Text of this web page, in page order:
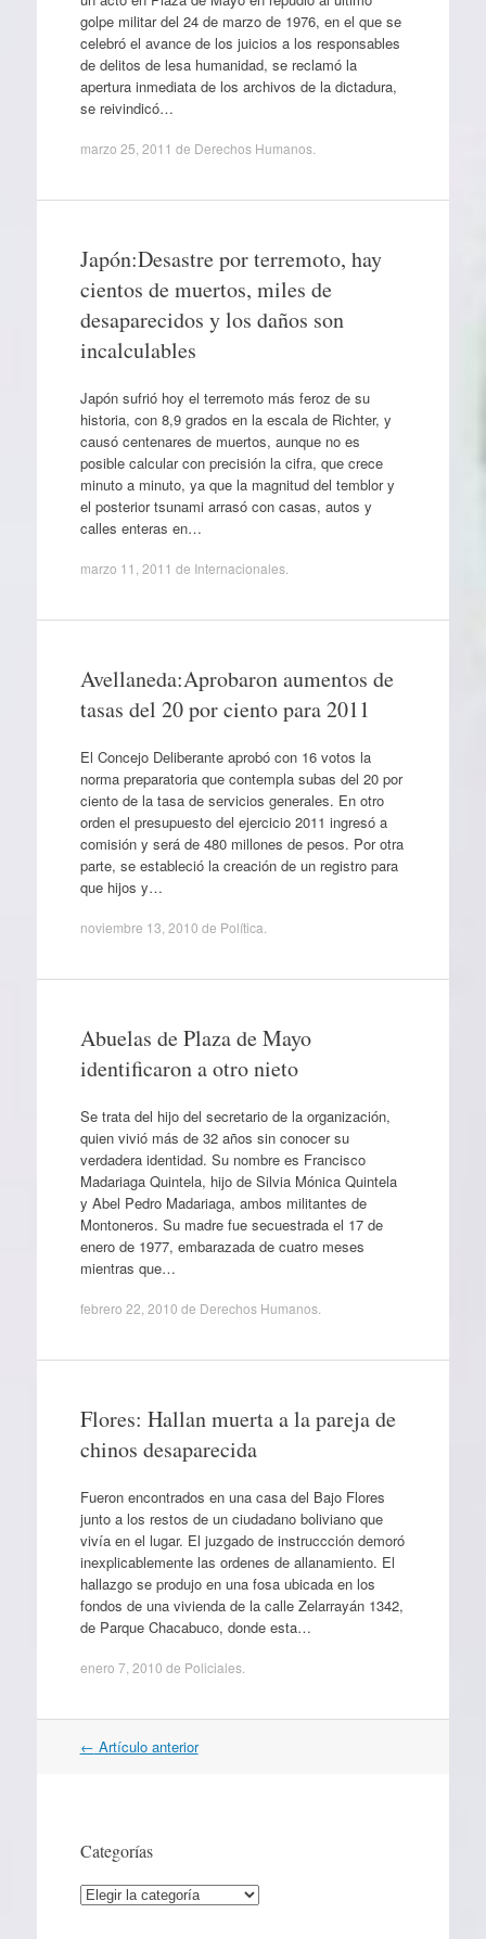
golpe militar del 24 de marzo de 1976, en el que se
celebró el avance de los juicios a los responsables
de delitos de lesa humanidad, se reclamó la
apertura inmediata de los archivos de la dictadura,
se reivindicó…
marzo 25, 2011 de Derechos Humanos.
Japón:Desastre por terremoto, hay
cientos de muertos, miles de
desaparecidos y los daños son
incalculables
Japón sufrió hoy el terremoto más feroz de su
historia, con 8,9 grados en la escala de Richter, y
causó centenares de muertos, aunque no es
posible calcular con precisión la cifra, que crece
minuto a minuto, ya que la magnitud del temblor y
el posterior tsunami arrasó con casas, autos y
calles enteras en…
marzo 11, 2011 de Internacionales.
Avellaneda:Aprobaron aumentos de
tasas del 20 por ciento para 2011
El Concejo Deliberante aprobó con 16 votos la
norma preparatoria que contempla subas del 20 por
ciento de la tasa de servicios generales. En otro
orden el presupuesto del ejercicio 2011 ingresó a
comisión y será de 480 millones de pesos. Por otra
parte, se estableció la creación de un registro para
que hijos y…
noviembre 13, 2010 de Política
Abuelas de Plaza de Mayo
identificaron a otro nieto
Se trata del hijo del secretario de la organización,
quien vivió más de 32 años sin conocer su
verdadera identidad. Su nombre es Francisco
Madariaga Quintela, hijo de Silvia Mónica Quintela
y Abel Pedro Madariaga, ambos militantes de
Montoneros. Su madre fue secuestrada el 17 de
enero de 1977, embarazada de cuatro meses
mientras que…
febrero 22, 2010 de Derechos Humanos.
Flores: Hallan muerta a la pareja de
chinos desaparecida
Fueron encontrados en una casa del Bajo Flores
junto a los restos de un ciudadano boliviano que
vivía en el lugar. El juzgado de instruccción demoró
inexplicablemente las ordenes de allanamiento. El
hallazgo se produjo en una fosa ubicada en los
fondos de una vivienda de la calle Zelarrayán 1342,
de Parque Chacabuco, donde esta…
enero 7, 2010 de Policiales.
Navegación
← Artículo anterior
Categorías
Categorías